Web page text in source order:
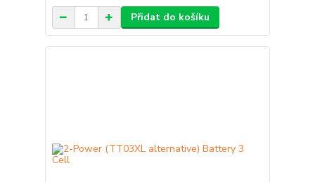
Přidat do košíku